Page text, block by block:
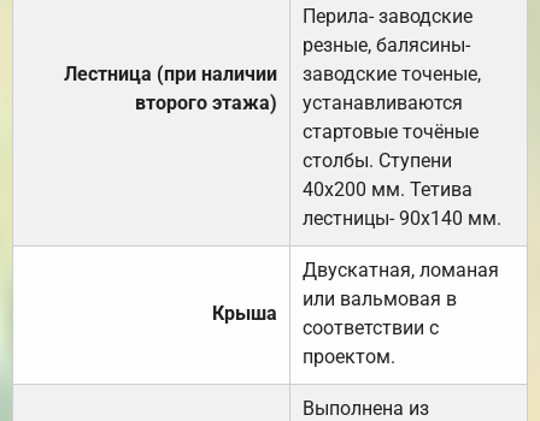
Лестница (при наличии
второго этажа)
Перила- заводские
резные, балясины-
заводские точеные,
устанавливаются
стартовые точёные
столбы. Ступени
40х200 мм. Тетива
лестницы- 90х140 мм.
Крыша
Двускатная, ломаная
или вальмовая в
соответствии с
проектом.
Выполнена из